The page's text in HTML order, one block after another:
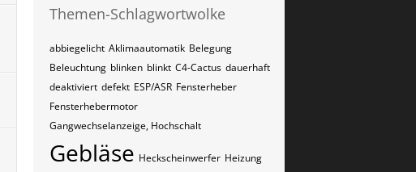
Themen-Schlagwortwolke
abbiegelicht Aklimaautomatik Belegung
Beleuchtung blinken blinkt C4-Cactus dauerhaft
deaktiviert defekt ESP/ASR Fensterheber
Fensterhebermotor
Gangwechselanzeige, Hochschalt
Gebläse Heckscheinwerfer Heizung